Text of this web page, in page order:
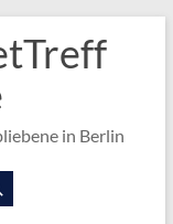
in Berlin